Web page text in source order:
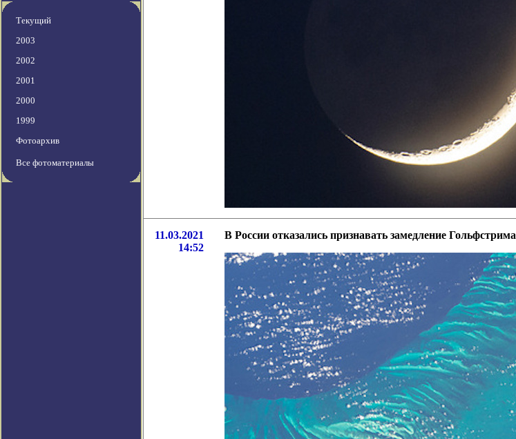
Текущий
2003
2002
2001
2000
1999
Фотоархив
Все фотоматериалы
11.03.2021
14:52
В России отказались признавать замедление Гольфстрима